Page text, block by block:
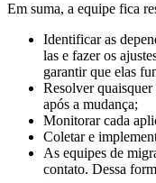
Em suma, a equipe fica
Identificar as
las e fazer os
garantir que elas
Resolver
após a mudança;
Monitorar cada
Coletar e
As equipes de
contato. Dessa